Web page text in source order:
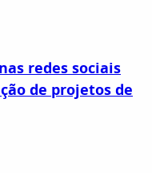
redes sociais
de projetos de